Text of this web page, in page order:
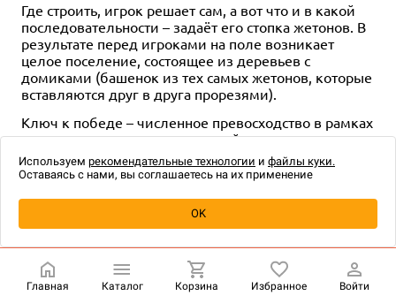
Где строить, игрок решает сам, а вот что и в какой
последовательности – задаёт его стопка жетонов. В
результате перед игроками на поле возникает
целое поселение, состоящее из деревьев с
домиками (башенок из тех самых жетонов, которые
вставляются друг в друга прорезями).
Ключ к победе – численное превосходство в рамках
отдельно взятых деревьев и районов поселения.
Для партии требуется 2–4 игрока 10+ лет и 45–60
минут.
Итальянская компания Ares Games базируется в
коммуне Камайоре, что в регионе Тоскана, в
провинции Лукка. Она основана в 2011 году и
начала с того, что вернула на рынок хиты
обанкротившейся Nexus Editrice (она же Nexus
Games и NG International): "Войну кольца", "Крылья
Главная Каталог Корзина Избранное Войти
Используем рекомендательные технологии и файлы куки.
Оставаясь с нами, вы соглашаетесь на их применение
OK